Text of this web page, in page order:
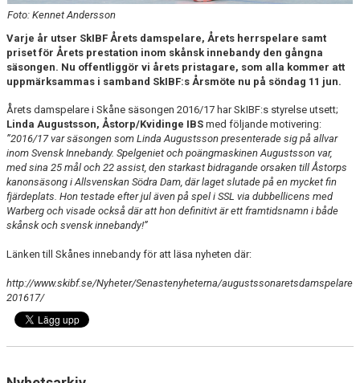
Foto: Kennet Andersson
Varje år utser SkIBF Årets damspelare, Årets herrspelare samt
priset för Årets prestation inom skånsk innebandy den gångna
säsongen. Nu offentliggör vi årets pristagare, som alla kommer att
uppmärksammas i samband SkIBF:s Årsmöte nu på söndag 11 jun.
Årets damspelare i Skåne säsongen 2016/17 har SkIBF:s styrelse utsett;
Linda Augustsson, Åstorp/Kvidinge IBS med följande motivering:
”2016/17 var säsongen som Linda Augustsson presenterade sig på allvar
inom Svensk Innebandy. Spelgeniet och poängmaskinen Augustsson var,
med sina 25 mål och 22 assist, den starkast bidragande orsaken till Åstorps
kanonsäsong i Allsvenskan Södra Dam, där laget slutade på en mycket fin
fjärdeplats. Hon testade efter jul även på spel i SSL via dubbellicens med
Warberg och visade också där att hon definitivt är ett framtidsnamn i både
skånsk och svensk innebandy!”
Länken till Skånes innebandy för att läsa nyheten där:
http://www.skibf.se/Nyheter/Senastenyheterna/augustssonaretsdamspelare
201617/